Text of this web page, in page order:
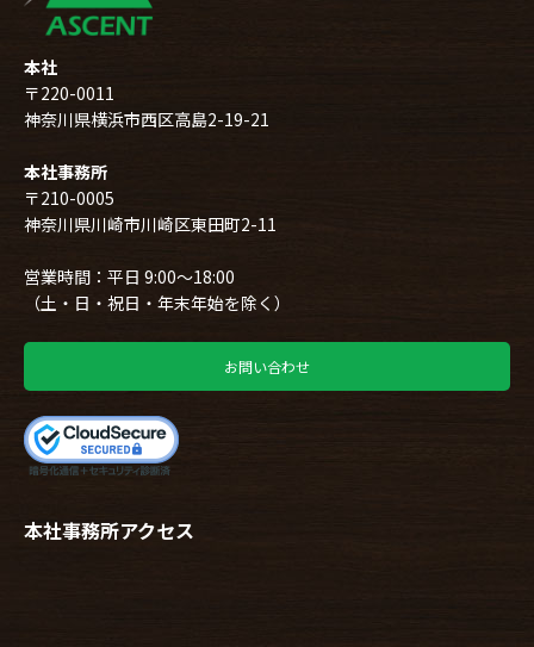
本社
〒220-0011
神奈川県横浜市西区高島2-19-21
本社事務所
〒210-0005
神奈川県川崎市川崎区東田町2-11
営業時間：平日 9:00～18:00
（土・日・祝日・年末年始を除く）
お問い合わせ
本社事務所アクセス